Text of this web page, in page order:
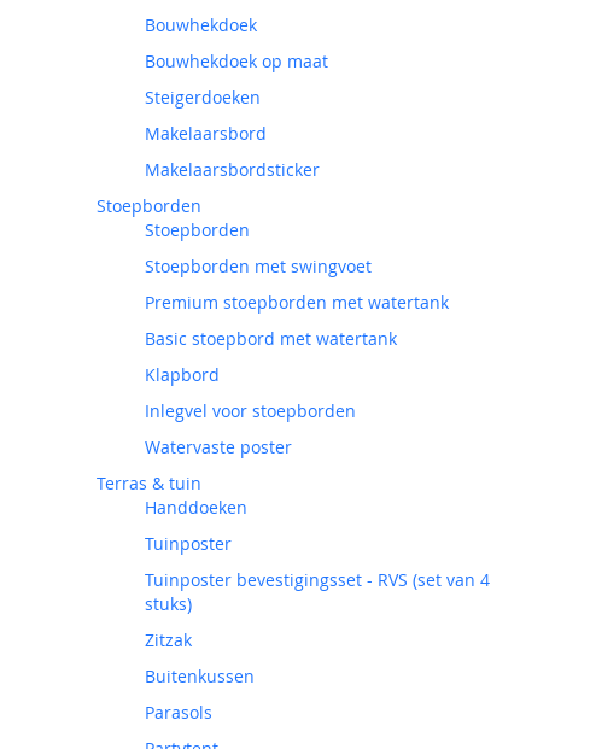
Bouwhekdoek
Bouwhekdoek op maat
Steigerdoeken
Makelaarsbord
Makelaarsbordsticker
Stoepborden
Stoepborden
Stoepborden met swingvoet
Premium stoepborden met watertank
Basic stoepbord met watertank
Klapbord
Inlegvel voor stoepborden
Watervaste poster
Terras & tuin
Handdoeken
Tuinposter
Tuinposter bevestigingsset - RVS (set van 4
stuks)
Zitzak
Buitenkussen
Parasols